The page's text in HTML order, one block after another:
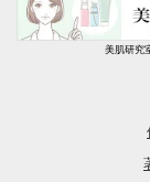
美肌研究